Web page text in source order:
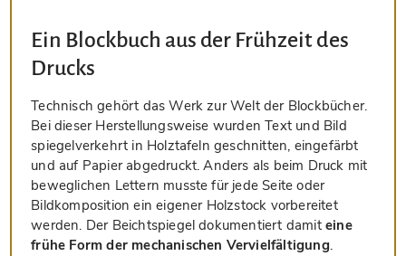
Ein Blockbuch aus der Frühzeit des
Drucks
Technisch gehört das Werk zur Welt der Blockbücher.
Bei dieser Herstellungsweise wurden Text und Bild
spiegelverkehrt in Holztafeln geschnitten, eingefärbt
und auf Papier abgedruckt. Anders als beim Druck mit
beweglichen Lettern musste für jede Seite oder
Bildkomposition ein eigener Holzstock vorbereitet
werden. Der Beichtspiegel dokumentiert damit eine
frühe Form der mechanischen Vervielfältigung.